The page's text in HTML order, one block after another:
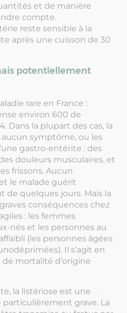
et de manière
compte.
reste sensible à la
après une cuisson de 30
potentiellement
rare en France :
environ 600 de
Dans la plupart des cas, la
symptôme, ou les
gastro-entérite : des
douleurs musculaires, et
frissons. Aucun
le malade guérit
quelques jours. Mais la
conséquences chez
: les femmes
nés et les personnes au
(les personnes âgées
Il s’agit en
mortalité d’origine
la listériose est une
grave. La